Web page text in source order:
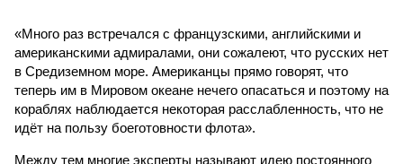
«Много раз встречался с французскими, английскими и
американскими адмиралами, они сожалеют, что русских нет
в Средиземном море. Американцы прямо говорят, что
теперь им в Мировом океане нечего опасаться и поэтому на
кораблях наблюдается некоторая расслабленность, что не
идёт на пользу боеготовности флота».
Между тем многие эксперты называют идею постоянного